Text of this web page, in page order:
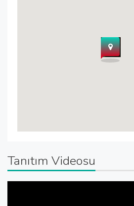
Tanıtım Videosu